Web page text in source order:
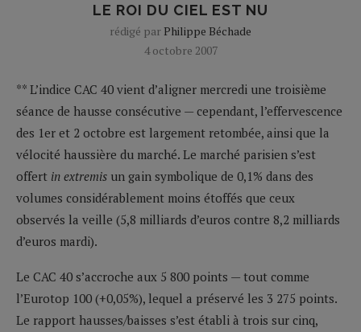
LE ROI DU CIEL EST NU
rédigé par Philippe Béchade
4 octobre 2007
** L’indice CAC 40 vient d’aligner mercredi une troisième
séance de hausse consécutive — cependant, l’effervescence
des 1er et 2 octobre est largement retombée, ainsi que la
vélocité haussière du marché. Le marché parisien s’est
offert in extremis un gain symbolique de 0,1% dans des
volumes considérablement moins étoffés que ceux
observés la veille (5,8 milliards d’euros contre 8,2 milliards
d’euros mardi).
Le CAC 40 s’accroche aux 5 800 points — tout comme
l’Eurotop 100 (+0,05%), lequel a préservé les 3 275 points.
Le rapport hausses/baisses s’est établi à trois sur cinq,